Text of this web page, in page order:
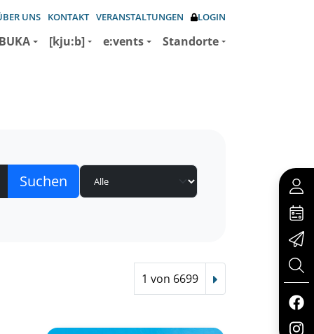
UNS KONTAKT VERANSTALTUNGEN LOGIN
[kju:b] e:vents Standorte
1 von 6699 Nächster Treffer